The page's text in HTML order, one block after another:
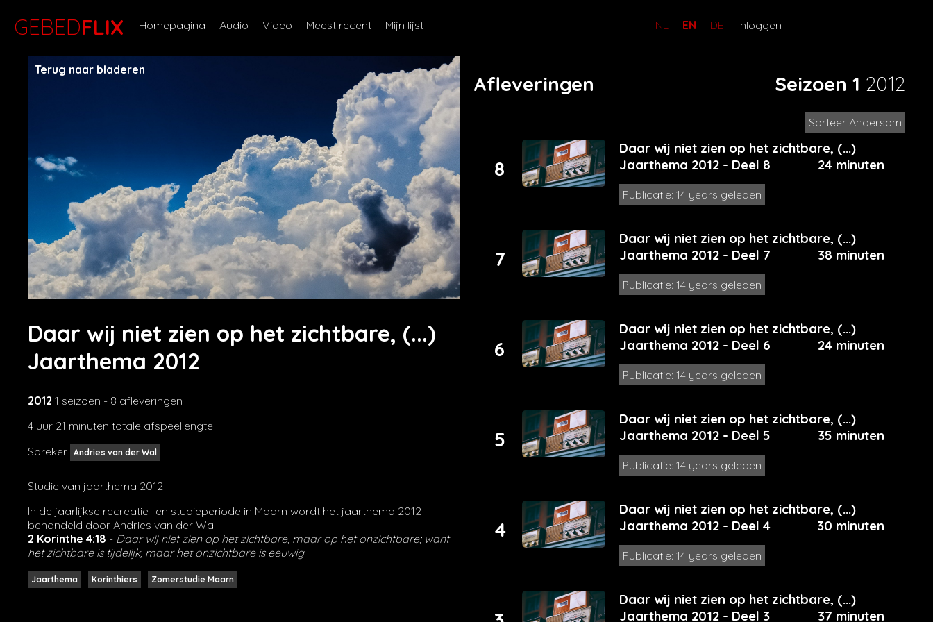
GEBEDFLIX Homepagina Audio Video Meest recent Mijn lijst NL EN DE Inloggen
Terug naar bladeren
Daar wij niet zien op het zichtbare, (...)
Jaarthema 2012
2012 1 seizoen - 8 afleveringen
4 uur 21 minuten totale afspeellengte
Spreker Andries van der Wal
Studie van jaarthema 2012
In de jaarlijkse recreatie- en studieperiode in Maarn wordt het jaarthema 2012
behandeld door Andries van der Wal.
2 Korinthe 4:18 - Daar wij niet zien op het zichtbare, maar op het onzichtbare; want
het zichtbare is tijdelijk, maar het onzichtbare is eeuwig
Jaarthema Korinthiers Zomerstudie Maarn
Afleveringen Seizoen 1 2012
Sorteer Andersom
8
Daar wij niet zien op het zichtbare, (...)
Jaarthema 2012 - Deel 8
24 minuten
Publicatie: 14 years geleden
7
Daar wij niet zien op het zichtbare, (...)
Jaarthema 2012 - Deel 7
38 minuten
Publicatie: 14 years geleden
6
Daar wij niet zien op het zichtbare, (...)
Jaarthema 2012 - Deel 6
24 minuten
Publicatie: 14 years geleden
5
Daar wij niet zien op het zichtbare, (...)
Jaarthema 2012 - Deel 5
35 minuten
Publicatie: 14 years geleden
4
Daar wij niet zien op het zichtbare, (...)
Jaarthema 2012 - Deel 4
30 minuten
Publicatie: 14 years geleden
Daar wij niet zien op het zichtbare, (...)
Jaarthema 2012 - Deel 3
37 minuten